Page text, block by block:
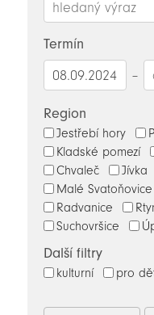
Termín
–
Region
Jestřebí hory
Kladské pomezí
Chvaleč
Jívka
Malé Svatoňovice
Radvanice
Suchovršice
Další filtry
kulturní pro